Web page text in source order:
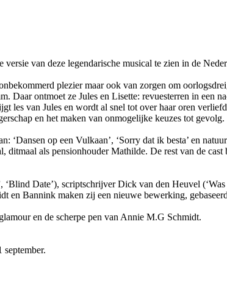
van deze legendarische musical te zien in de
plezier maar ook van zorgen om
Daar ontmoet ze Jules en Lisette: revuesterren in een
les van Jules en wordt al snel tot over haar oren
en het maken van onmogelijke keuzes tot gevolg.
‘Dansen op een Vulkaan’, ‘Sorry dat ik besta’ en
als pensionhouder Mathilde. De rest van de
Date’), scriptschrijver Dick van den Heuvel
en Bannink maken zij een nieuwe bewerking,
en de scherpe pen van Annie M.G Schmidt.